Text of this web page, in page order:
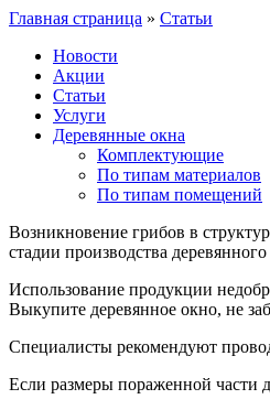
Главная страница » Статьи
Новости
Акции
Статьи
Услуги
Деревянные окна
Комплектующие
По типам материалов
По типам помещений
Возникновение грибов в
стадии производства
Использование продукции
Выкупите деревянное окно, не
Специалисты рекомендуют
Если размеры пораженной части